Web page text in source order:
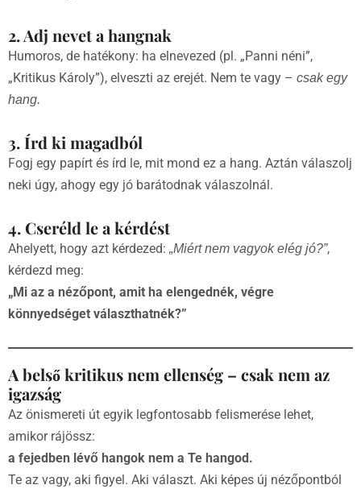
2. Adj nevet a hangnak
Humoros, de hatékony: ha elnevezed (pl. „Panni néni”,
„Kritikus Károly”), elveszti az erejét. Nem te vagy – csak egy
hang.
3. Írd ki magadból
Fogj egy papírt és írd le, mit mond ez a hang. Aztán válaszolj
neki úgy, ahogy egy jó barátodnak válaszolnál.
4. Cseréld le a kérdést
Ahelyett, hogy azt kérdezed: „Miért nem vagyok elég jó?”,
kérdezd meg:
„Mi az a nézőpont, amit ha elengednék, végre
könnyedséget választhatnék?”
A belső kritikus nem ellenség – csak nem az
igazság
Az önismereti út egyik legfontosabb felismerése lehet,
amikor rájössz:
a fejedben lévő hangok nem a Te hangod.
Te az vagy, aki figyel. Aki választ. Aki képes új nézőpontból